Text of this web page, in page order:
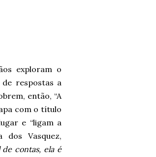
exploram o
de respostas a
então, “A
com o título
e “ligam a
dos Vasquez,
de contas, ela é